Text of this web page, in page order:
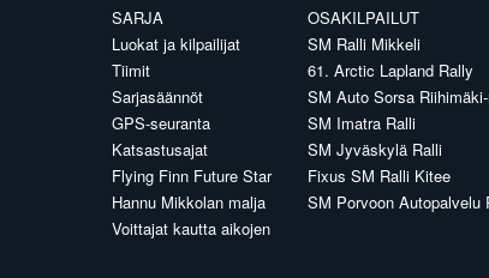
SARJA
Luokat ja kilpailijat
Tiimit
Sarjasäännöt
GPS-seuranta
Katsastusajat
Flying Finn Future Star
Hannu Mikkolan malja
Voittajat kautta aikojen
OSAKILPAILUT
SM Ralli Mikkeli
61. Arctic Lapland Rally
SM Auto Sorsa
SM Imatra Ralli
SM Jyväskylä Ralli
Fixus SM Ralli Kitee
SM Porvoon Autopalvelu